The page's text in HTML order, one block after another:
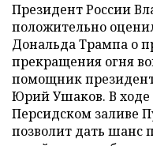
Президент России
положительно
Дональда Трампа о
прекращения огня
помощник
Юрий Ушаков. В ходе
Персидском заливе
позволит дать шанс